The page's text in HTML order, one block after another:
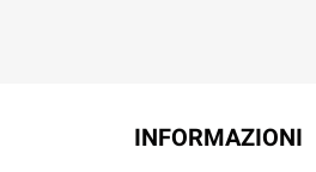
INFORMAZIONI